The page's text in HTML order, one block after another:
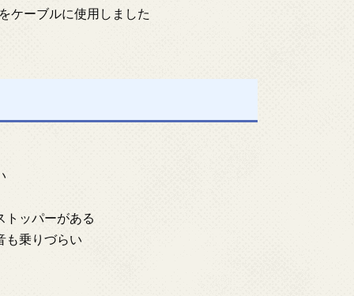
ケーブルに使用しました
トッパーがある
も乗りづらい